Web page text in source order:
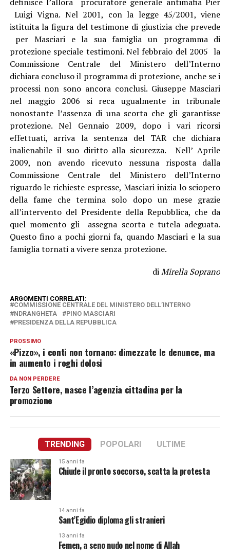
Luigi Vigna. Nel 2001, con la legge 45/2001, viene
istituita la figura del testimone di giustizia che prevede
per Masciari e la sua famiglia un programma di
protezione speciale testimoni. Nel febbraio del 2005 la
Commissione Centrale del Ministero dell’Interno
dichiara concluso il programma di protezione, anche se i
processi non sono ancora conclusi. Giuseppe Masciari
nel maggio 2006 si reca ugualmente in tribunale
nonostante l’assenza di una scorta che gli garantisse
protezione. Nel Gennaio 2009, dopo i vari ricorsi
effettuati, arriva la sentenza del TAR che dichiara
inalienabile il suo diritto alla sicurezza. Nell’ Aprile
2009, non avendo ricevuto nessuna risposta dalla
Commissione Centrale del Ministero dell’Interno
riguardo le richieste espresse, Masciari inizia lo sciopero
della fame che termina solo dopo un mese grazie
all’intervento del Presidente della Repubblica, che da
quel momento gli assegna scorta e tutela adeguata.
Questo fino a pochi giorni fa, quando Masciari e la sua
famiglia tornati a vivere senza protezione.
diMirella Soprano
ARGOMENTI CORRELATI:
COMMISSIONE CENTRALE DEL MINISTERO DELL’INTERNO
NDRANGHETA
PINO MASCIARI
PRESIDENZA DELLA REPUBBLICA
PROSSIMO
«Pizzo», i conti non tornano: dimezzate le denunce, ma
in aumento i roghi dolosi
DA NON PERDERE
Terzo Settore, nasce l’agenzia cittadina per la
promozione
TRENDING POPOLARI ULTIME
15 anni fa
Chiude il pronto soccorso, scatta la protesta
14 anni fa
Sant’Egidio diploma gli stranieri
13 anni fa
Femen, a seno nudo nel nome di Allah